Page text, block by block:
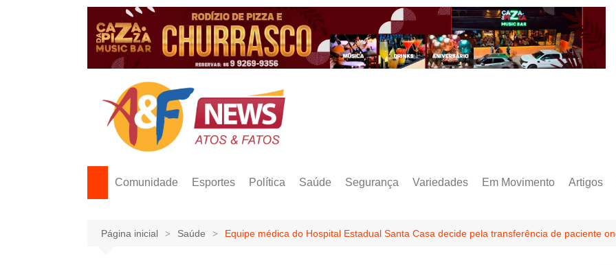
Comunidade Esportes Política Saúde Segurança Variedades Em Movimento Artigos
Página inicial Saúde Equipe médica do Hospital Estadual Santa Casa decide pela transferência de paciente